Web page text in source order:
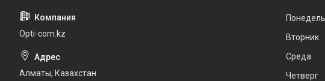
Opti-com.kz
Алматы, Казахстан
Вторник
Среда
Четверг